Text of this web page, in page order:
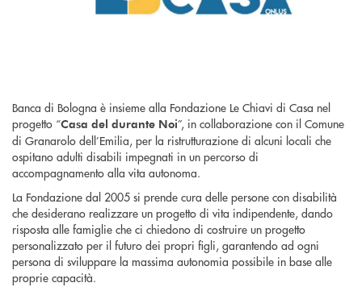
Banca di Bologna è insieme alla Fondazione Le Chiavi di Casa nel
progetto “Casa del durante Noi”, in collaborazione con il Comune
di Granarolo dell’Emilia, per la ristrutturazione di alcuni locali che
ospitano adulti disabili impegnati in un percorso di
accompagnamento alla vita autonoma.
La Fondazione dal 2005 si prende cura delle persone con disabilità
che desiderano realizzare un progetto di vita indipendente, dando
risposta alle famiglie che ci chiedono di costruire un progetto
personalizzato per il futuro dei propri figli, garantendo ad ogni
persona di sviluppare la massima autonomia possibile in base alle
proprie capacità.